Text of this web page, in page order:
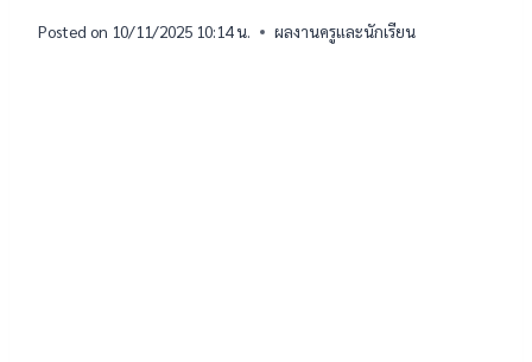
Posted on 10/11/2025 10:14 น. ผลงานครูและนักเรียน